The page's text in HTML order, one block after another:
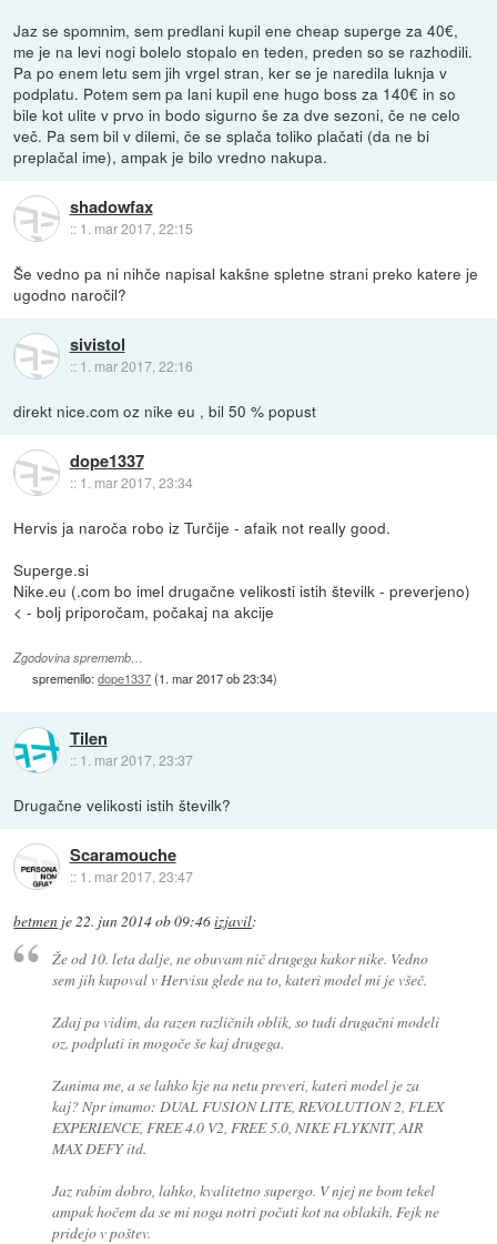
Jaz se spomnim, sem predlani kupil ene cheap superge za 40€,
me je na levi nogi bolelo stopalo en teden, preden so se razhodili.
Pa po enem letu sem jih vrgel stran, ker se je naredila luknja v
podplatu. Potem sem pa lani kupil ene hugo boss za 140€ in so
bile kot ulite v prvo in bodo sigurno še za dve sezoni, če ne celo
več. Pa sem bil v dilemi, če se splača toliko plačati (da ne bi
preplačal ime), ampak je bilo vredno nakupa.
shadowfax
:: 1. mar 2017, 22:15
Še vedno pa ni nihče napisal kakšne spletne strani preko katere je
ugodno naročil?
sivistol
:: 1. mar 2017, 22:16
direkt nice.com oz nike eu , bil 50 % popust
dope1337
:: 1. mar 2017, 23:34
Hervis ja naroča robo iz Turčije - afaik not really good.
Superge.si
Nike.eu (.com bo imel drugačne velikosti istih številk - preverjeno)
< - bolj priporočam, počakaj na akcije
Zgodovina sprememb…
spremenilo:dope1337(1. mar 2017 ob 23:34)
Tilen
:: 1. mar 2017, 23:37
Drugačne velikosti istih številk?
Scaramouche
:: 1. mar 2017, 23:47
betmen je22. jun 2014 ob 09:46izjavil:
Že od 10. leta dalje, ne obuvam nič drugega kakor nike. Vedno
sem jih kupoval v Hervisu glede na to, kateri model mi je všeč.
Zdaj pa vidim, da razen različnih oblik, so tudi drugačni modeli
oz. podplati in mogoče še kaj drugega.
Zanima me, a se lahko kje na netu preveri, kateri model je za
kaj? Npr imamo: DUAL FUSION LITE, REVOLUTION 2, FLEX
EXPERIENCE, FREE 4.0 V2, FREE 5.0, NIKE FLYKNIT, AIR
MAX DEFY itd.
Jaz rabim dobro, lahko, kvalitetno supergo. V njej ne bom tekel
ampak hočem da se mi noga notri počuti kot na oblakih. Fejk ne
pridejo v poštev.